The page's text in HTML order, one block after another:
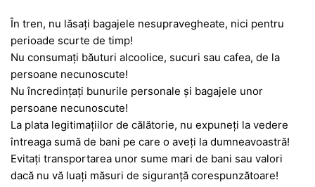
În tren, nu lăsaţi bagajele nesupravegheate, nici pentru
perioade scurte de timp!
Nu consumaţi băuturi alcoolice, sucuri sau cafea, de la
persoane necunoscute!
Nu încredinţaţi bunurile personale şi bagajele unor
persoane necunoscute!
La plata legitimaţiilor de călătorie, nu expuneţi la vedere
întreaga sumă de bani pe care o aveţi la dumneavoastră!
Evitaţi transportarea unor sume mari de bani sau valori
dacă nu vă luaţi măsuri de siguranţă corespunzătoare!